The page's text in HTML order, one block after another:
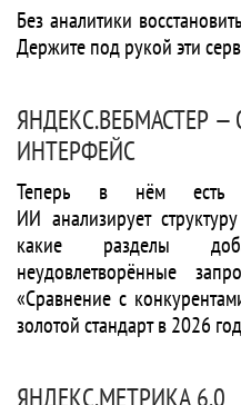
Без аналитики
Держите под рукой эти
ЯНДЕКС.ВЕБМАСТЕР
ИНТЕРФЕЙС
Теперь в нём есть
ИИ анализирует
какие разделы
неудовлетворённые
«Сравнение с
золотой стандарт в 2026
ЯНДЕКС.МЕТРИКА 6.0